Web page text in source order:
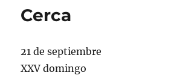
Cerca
21 de septiembre
XXV domingo